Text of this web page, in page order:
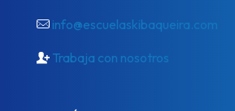
info@escuelaskibaqueira.com
Trabaja con nosotros